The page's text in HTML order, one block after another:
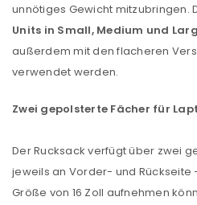
unnötiges Gewicht mitzubringen.
Units in Small, Medium und
außerdem mit den flacheren
verwendet werden.
Zwei gepolsterte Fächer für
Der Rucksack verfügt über zwei
jeweils an Vorder- und Rückseite
Größe von 16 Zoll aufnehmen